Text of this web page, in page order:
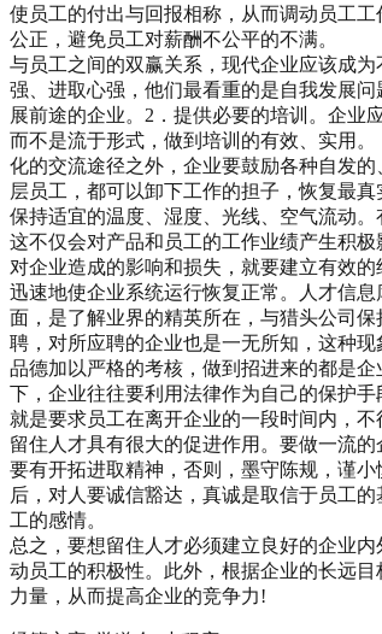
使员工的付出与回报相称，从而调动员工
公正，避免员工对薪酬不公平的不满。
与员工之间的双赢关系，现代企业应该成
强、进取心强，他们最看重的是自我发展
展前途的企业。2．提供必要的培训。企业
而不是流于形式，做到培训的有效、实用
化的交流途径之外，企业要鼓励各种自发
层员工，都可以卸下工作的担子，恢复最
保持适宜的温度、湿度、光线、空气流动
这不仅会对产品和员工的工作业绩产生
对企业造成的影响和损失，就要建立有效
迅速地使企业系统运行恢复正常。人才信
面，是了解业界的精英所在，与猎头公司
聘，对所应聘的企业也是一无所知，这种
品德加以严格的考核，做到招进来的都是
下，企业往往要利用法律作为自己的保护
就是要求员工在离开企业的一段时间内
留住人才具有很大的促进作用。要做一流
要有开拓进取精神，否则，墨守陈规，谨
后，对人要诚信豁达，真诚是取信于员工
工的感情。
总之，要想留住人才必须建立良好的企业
动员工的积极性。此外，根据企业的长远
力量，从而提高企业的竞争力!